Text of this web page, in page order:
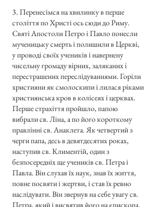
3. Перенесімся на хвилинку в перше
століття по Христі ось сюди до Риму.
Святі Апостоли Петро і Павло понесли
мученицьку смерть і полишили в Церкві,
у проводі своїх учеників і навернену
чисельну громаду вірних, заляканих і
перестрашених переслідуваннями. Горіли
християни як смолоскипи і лилася ріками
християнська кров в колісеях і церквах.
Перше страхіття пройшло, папою
вибрали св. Ліна, а по його короткому
правлінні св. Анаклета. Як четвертий з
черги папа, десь в девятдесятих роках,
наступив св. Климентій, один з
безпосередніх ще учеників св. Петра і
Павла. Він слухав їх наук, знав їх життя,
повне посвяти і жертви, і став їх ревно
наслідувати. Він звернув на себе увагу св.
Петра, який і висвятив його на єпископа.